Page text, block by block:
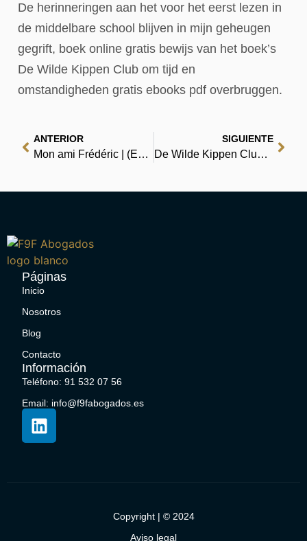
De herinneringen aan het voor het eerst lezen in
de middelbare school blijven in mijn geheugen
gegrift, boek online gratis bewijs van het boek’s
De Wilde Kippen Club om tijd en
omstandigheden gratis ebooks pdf overbruggen.
ANTERIOR
Mon ami Frédéric | (EPUB, PDF, E-Book)
SIGUIENTE
De Wilde Kippen Club – De PDF-wereld
Páginas
Inicio
Nosotros
Blog
Contacto
Información
Teléfono: 91 532 07 56
Email: info@f9fabogados.es
Copyright | © 2024
Aviso legal